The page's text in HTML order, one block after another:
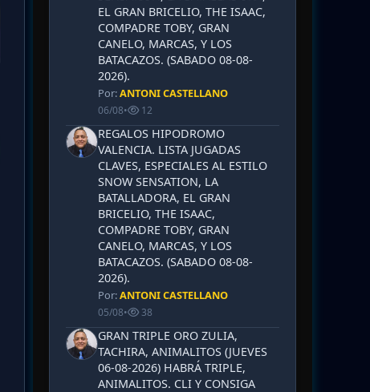
EL GRAN BRICELIO, THE ISAAC,
COMPADRE TOBY, GRAN
CANELO, MARCAS, Y LOS
BATACAZOS. (SABADO 08-08-
2026).
Por:ANTONI CASTELLANO
06/08• 12
REGALOS HIPODROMO
VALENCIA. LISTA JUGADAS
CLAVES, ESPECIALES AL ESTILO
SNOW SENSATION, LA
BATALLADORA, EL GRAN
BRICELIO, THE ISAAC,
COMPADRE TOBY, GRAN
CANELO, MARCAS, Y LOS
BATACAZOS. (SABADO 08-08-
2026).
Por:ANTONI CASTELLANO
05/08• 38
GRAN TRIPLE ORO ZULIA,
TACHIRA, ANIMALITOS (JUEVES
06-08-2026) HABRÁ TRIPLE,
ANIMALITOS. CLI Y CONSIGA